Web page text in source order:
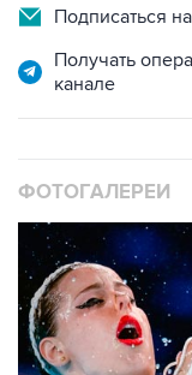
Подписаться
Получать
канале
ФОТОГАЛЕРЕИ